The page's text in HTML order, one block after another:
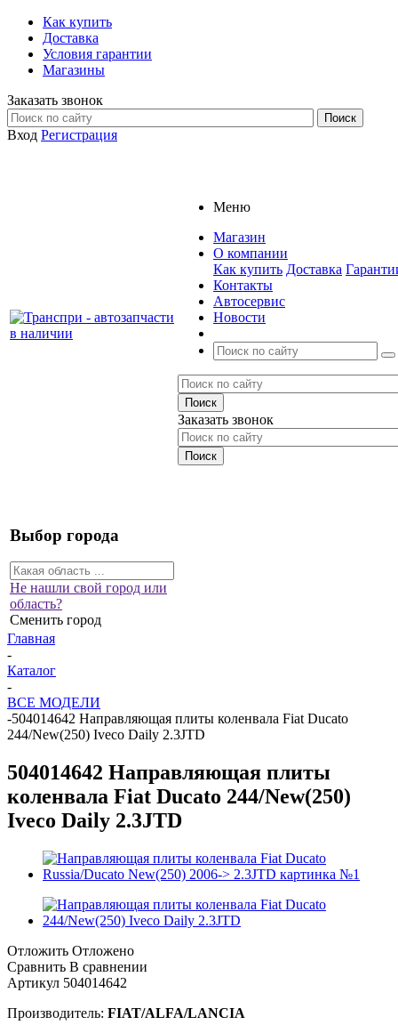
Как купить
Доставка
Условия гарантии
Магазины
Заказать звонок
Вход Регистрация
Меню
Магазин
О компании
Как купить Доставка
Контакты
Автосервис
Новости
Заказать звонок
Выбор города
Не нашли свой город или
область?
Сменить город
Главная
-
Каталог
-
ВСЕ МОДЕЛИ
-504014642 Направляющая плиты коленвала Fiat Ducato
244/New(250) Iveco Daily 2.3JTD
504014642 Направляющая плиты
коленвала Fiat Ducato 244/New(250)
Iveco Daily 2.3JTD
Отложить Отложено
Сравнить В сравнении
Артикул 504014642
Производитель: FIAT/ALFA/LANCIA